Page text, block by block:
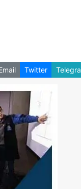
Twitter